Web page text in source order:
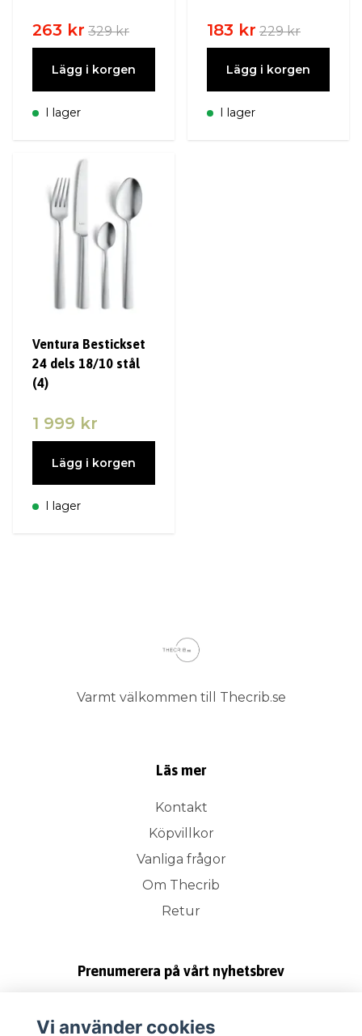
263 kr 329 kr
Lägg i korgen
I lager
183 kr 229 kr
Lägg i korgen
I lager
Ventura Bestickset
24 dels 18/10 stål
(4)
1 999 kr
Lägg i korgen
I lager
Varmt välkommen till Thecrib.se
Läs mer
Kontakt
Köpvillkor
Vanliga frågor
Om Thecrib
Retur
Prenumerera på vårt nyhetsbrev
Vi använder cookies